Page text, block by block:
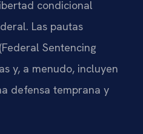
condicional
Las pautas
Sentencing
y, a menudo, incluyen
defensa temprana y